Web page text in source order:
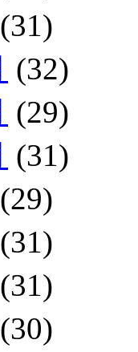
(31)
(32)
(29)
(31)
(29)
(31)
(31)
(30)